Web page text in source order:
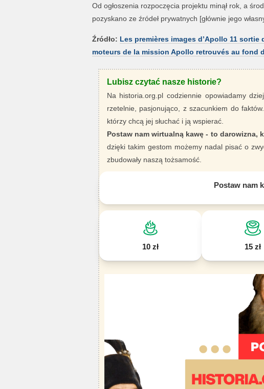
Od ogłoszenia rozpoczęcia projektu minął rok, a
pozyskano ze źródeł prywatnych [głównie jego
Źródło: Les premières images d’Apollo 11 sortie
moteurs de la mission Apollo retrouvés au fond
Lubisz czytać nasze historie?
Na historia.org.pl codziennie opowiadamy
rzetelnie, pasjonująco, z szacunkiem do
którzy chcą jej słuchać i ją wspierać.
Postaw nam wirtualną kawę - to darowizna,
dzięki takim gestom możemy nadal pisać o
zbudowały naszą tożsamość.
Postaw nam
10 zł 15 zł